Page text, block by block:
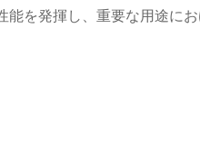
を発揮し、重要な用途に